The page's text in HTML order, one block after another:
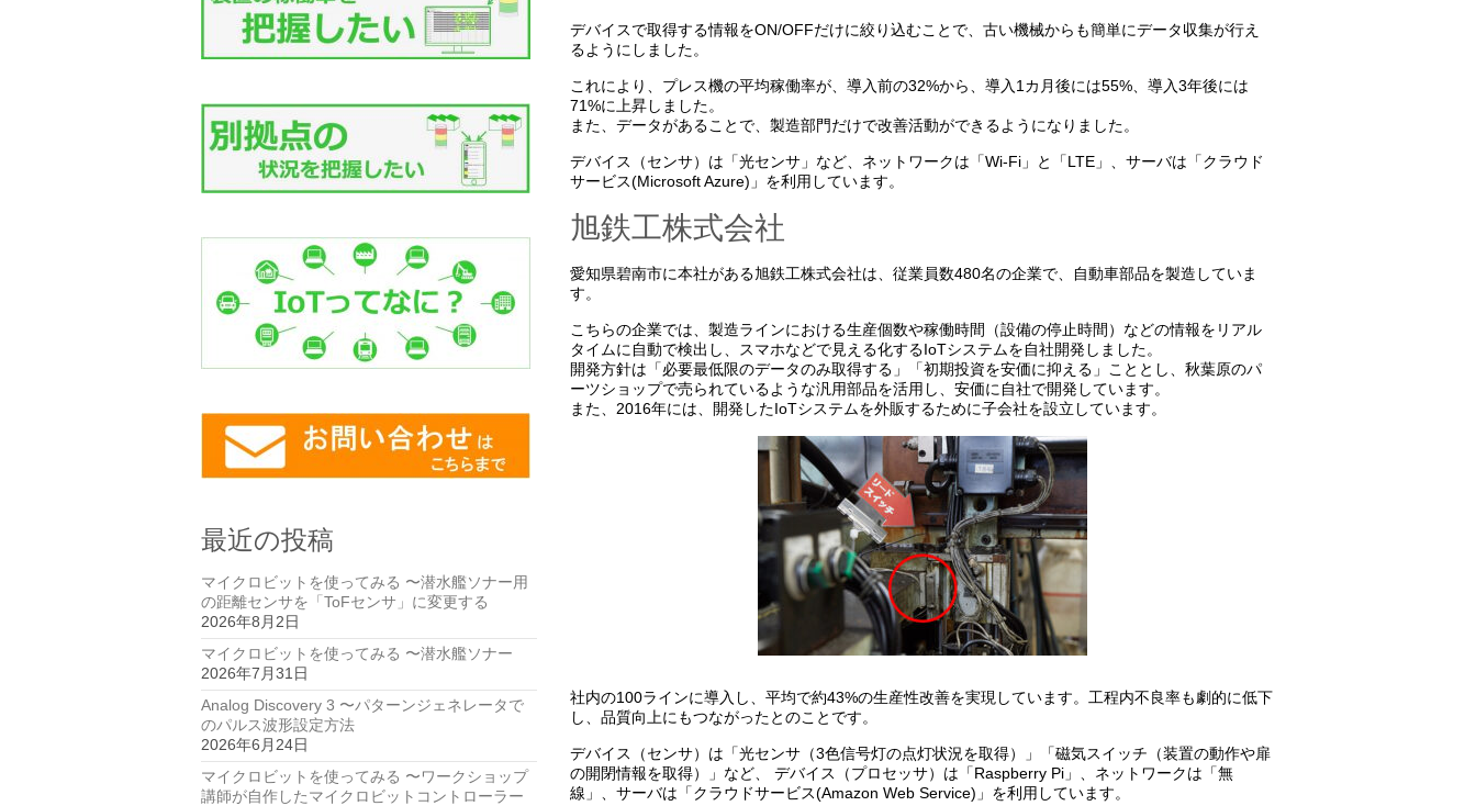
デバイスで取得する情報をON/OFFだけに絞り込むことで、古い機械からも簡単にデータ収集が行え
るようにしました。
これにより、プレス機の平均稼働率が、導入前の32%から、導入1カ月後には55%、導入3年後には
71%に上昇しました。
また、データがあることで、製造部門だけで改善活動ができるようになりました。
デバイス（センサ）は「光センサ」など、ネットワークは「Wi-Fi」と「LTE」、サーバは「クラウド
サービス(Microsoft Azure)」を利用しています。
旭鉄工株式会社
愛知県碧南市に本社がある旭鉄工株式会社は、従業員数480名の企業で、自動車部品を製造していま
す。
こちらの企業では、製造ラインにおける生産個数や稼働時間（設備の停止時間）などの情報をリアル
タイムに自動で検出し、スマホなどで見える化するIoTシステムを自社開発しました。
開発方針は「必要最低限のデータのみ取得する」「初期投資を安価に抑える」こととし、秋葉原のパ
ーツショップで売られているような汎用部品を活用し、安価に自社で開発しています。
また、2016年には、開発したIoTシステムを外販するために子会社を設立しています。
社内の100ラインに導入し、平均で約43%の生産性改善を実現しています。工程内不良率も劇的に低下
し、品質向上にもつながったとのことです。
デバイス（センサ）は「光センサ（3色信号灯の点灯状況を取得）」「磁気スイッチ（装置の動作や扉
の開閉情報を取得）」など、 デバイス（プロセッサ）は「Raspberry Pi」、ネットワークは「無
線」、サーバは「クラウドサービス(Amazon Web Service)」を利用しています。
最近の投稿
マイクロビットを使ってみる 〜潜水艦ソナー用
の距離センサを「ToFセンサ」に変更する
2026年8月2日
マイクロビットを使ってみる 〜潜水艦ソナー
2026年7月31日
Analog Discovery 3 〜パターンジェネレータで
のパルス波形設定方法
2026年6月24日
マイクロビットを使ってみる 〜ワークショップ
講師が自作したマイクロビットコントローラー